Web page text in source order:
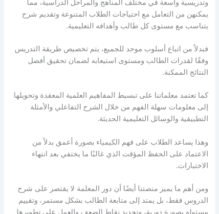
وتدريسية واسعة في مختلف المناهج والمراحل الدراسية، مما
يمكنهن من التعامل مع احتياجات الطلاب المتنوعة وتقديم شرح
يتناسب مع مستوى كل طالب وأهدافه التعليمية.
فبدلاً من اتباع أسلوب موحد للجميع، يتم تخصيص طريقة التدريس
وفقًا لقدرات الطالب ومستوى استيعابه لضمان تحقيق أفضل
النتائج الممكنة.
كما تعتمد معلماتنا على تبسيط المفاهيم العلمية المعقدة وتحويلها
إلى معلومات سهلة الفهم من خلال الشرح التفاعلي والأمثلة
التطبيقية والوسائل التعليمية الحديثة.
وهذا يساعد الطلاب على فهم الكيمياء بصورة أعمق بدلاً من
الاعتماد على الحفظ المؤقت الذي غالبًا ما يختفي بعد انتهاء
الاختبارات.
ومن أهم ما يميز منصتنا أيضًا أن دور المعلمة لا يقتصر على شرح
الدروس فقط، بل يمتد إلى متابعة الطالب بشكل مستمر، وتقييم
مستواه بصورة دورية، وتحديد نقاط الضعف والعمل على تطويرها